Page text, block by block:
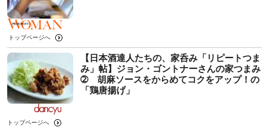
トップページへ
【日本酒達人たちの、家呑み「リピートつま
み」帖】ジョン・ゴントナーさんの家つまみ
➁ 胡麻ソースをからめてコクをアップ！の
「鶏唐揚げ」
トップページへ